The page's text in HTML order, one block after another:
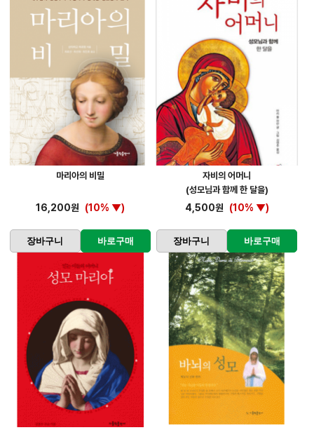
마리아의 비밀
16,200원 (10% ▼)
장바구니 바로구매
자비의 어머니
(성모님과 함께 한 달을)
4,500원 (10% ▼)
장바구니 바로구매